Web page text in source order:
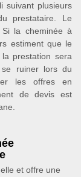
suivant plusieurs
prestataire. Le
la cheminée à
estiment que le
prestation sera
ruiner lors du
les offres en
de devis est
et offre une